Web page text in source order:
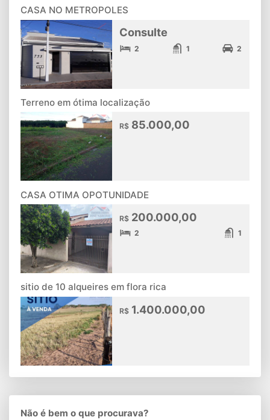
CASA NO METROPOLES
Consulte
2 1 2
Terreno em ótima localização
R$ 85.000,00
CASA OTIMA OPOTUNIDADE
R$ 200.000,00
2 1
sitio de 10 alqueires em flora rica
R$ 1.400.000,00
Não é bem o que procurava?